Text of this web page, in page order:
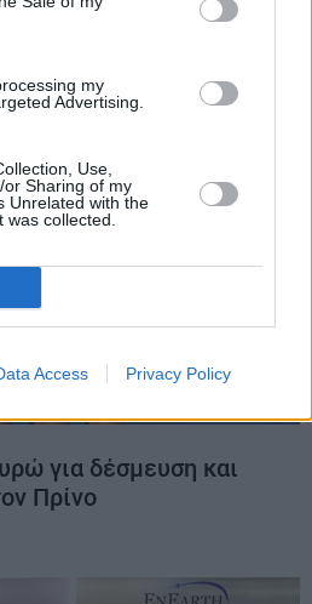
my
Advertising.
Use,
Sharing of my
Unrelated with the
collected.
Access Privacy Policy
ΕΕ για να
CCS
για δέσμευση και
Πρίνο